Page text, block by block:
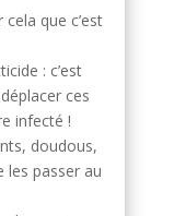
cela que c’est
: c’est
ces
infecté !
doudous,
les passer au